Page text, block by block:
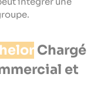
Chargé
et